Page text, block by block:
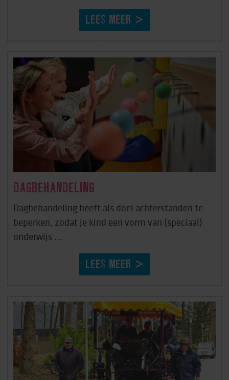
LEES MEER
DAGBEHANDELING
Dagbehandeling heeft als doel achterstanden te
beperken, zodat je kind een vorm van (speciaal)
onderwijs ...
LEES MEER